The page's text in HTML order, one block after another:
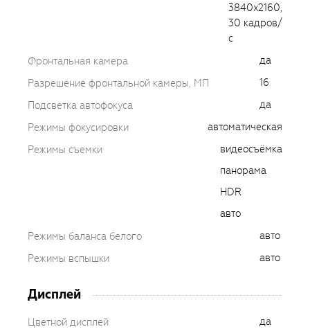
3840x2160,
30 кадров/
с
Фронтальная камера
да
Разрешение фронтальной камеры, МП
16
Подсветка автофокуса
да
Режимы фокусировки
автоматическая
Режимы съемки
видеосъёмка
панорама
HDR
авто
Режимы баланса белого
авто
Режимы вспышки
авто
Дисплей
Цветной дисплей
да